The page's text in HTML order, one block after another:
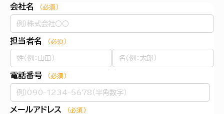
会社名 （必須）
担当者名 （必須）
電話番号 （必須）
メールアドレス （必須）